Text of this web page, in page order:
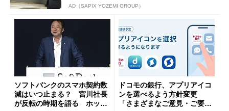
AD（SAPIX YOZEMI GROUP）
ソフトバンクのスマホ契約数
減はいつ止まる？ 宮川社長
が反転の時期を語る ホッピ
ドコモの銀行、アプリアイコ
ンを選べるよう方針変更
「さまざまなご意見・ご要望